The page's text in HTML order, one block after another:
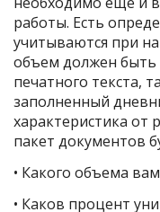
работы. Есть
учитываются при
объем должен быть
печатного текста,
заполненный
характеристика от
пакет документов
• Какого объема
• Каков процент